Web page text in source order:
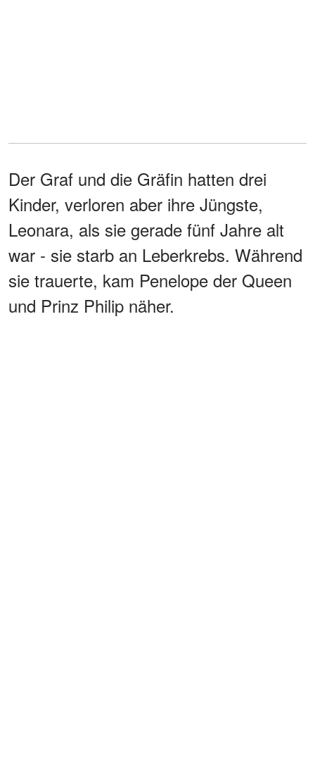
Der Graf und die Gräfin hatten drei
Kinder, verloren aber ihre Jüngste,
Leonara, als sie gerade fünf Jahre alt
war - sie starb an Leberkrebs. Während
sie trauerte, kam Penelope der Queen
und Prinz Philip näher.